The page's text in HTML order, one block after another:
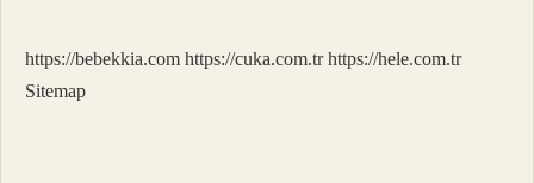
https://bebekkia.com https://cuka.com.tr https://hele.com.tr
Sitemap